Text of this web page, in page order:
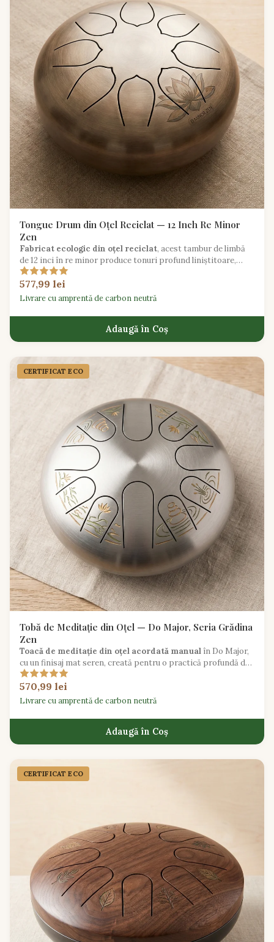
Tongue Drum din Oțel Reciclat — 12 Inch Re Minor
Zen
Fabricat ecologic din oțel reciclat, acest tambur de limbă
de 12 inci în re minor produce tonuri profund liniștitoare,
ideale pentru meditație și vindecare prin sunet.
577,99 lei
Livrare cu amprentă de carbon neutră
Adaugă în Coș
CERTIFICAT ECO
Tobă de Meditație din Oțel — Do Major, Seria Grădina
Zen
Toacă de meditație din oțel acordată manualîn Do Major,
cu un finisaj mat seren, creată pentru o practică profundă de
mindfulness.
570,99 lei
Livrare cu amprentă de carbon neutră
Adaugă în Coș
CERTIFICAT ECO